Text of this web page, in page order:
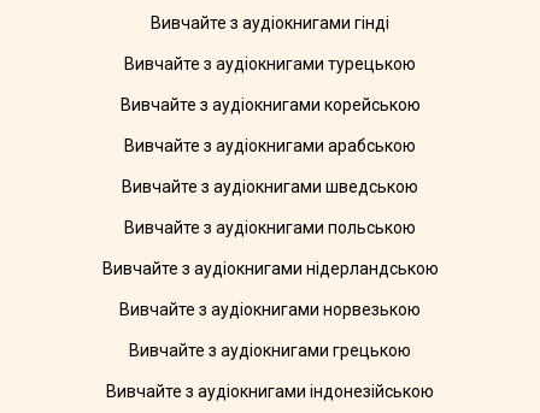
Вивчайте з аудіокнигами гінді
Вивчайте з аудіокнигами турецькою
Вивчайте з аудіокнигами корейською
Вивчайте з аудіокнигами арабською
Вивчайте з аудіокнигами шведською
Вивчайте з аудіокнигами польською
Вивчайте з аудіокнигами нідерландською
Вивчайте з аудіокнигами норвезькою
Вивчайте з аудіокнигами грецькою
Вивчайте з аудіокнигами індонезійською